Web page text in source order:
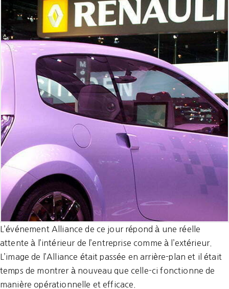
L’événement Alliance de ce jour répond à une réelle
attente à l’intérieur de l’entreprise comme à l’extérieur.
L’image de l’Alliance était passée en arrière-plan et il était
temps de montrer à nouveau que celle-ci fonctionne de
manière opérationnelle et efficace.